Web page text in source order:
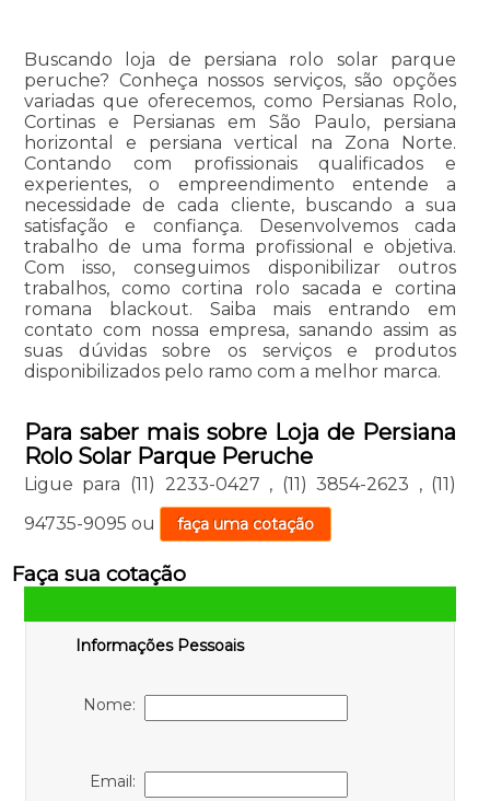
Buscando loja de persiana rolo solar parque
peruche? Conheça nossos serviços, são opções
variadas que oferecemos, como Persianas Rolo,
Cortinas e Persianas em São Paulo, persiana
horizontal e persiana vertical na Zona Norte.
Contando com profissionais qualificados e
experientes, o empreendimento entende a
necessidade de cada cliente, buscando a sua
satisfação e confiança. Desenvolvemos cada
trabalho de uma forma profissional e objetiva.
Com isso, conseguimos disponibilizar outros
trabalhos, como cortina rolo sacada e cortina
romana blackout. Saiba mais entrando em
contato com nossa empresa, sanando assim as
suas dúvidas sobre os serviços e produtos
disponibilizados pelo ramo com a melhor marca.
Para saber mais sobre Loja de Persiana
Rolo Solar Parque Peruche
Ligue para (11) 2233-0427 , (11) 3854-2623 , (11)
94735-9095 ou faça uma cotação
Faça sua cotação
Informações Pessoais
Nome:
Email: